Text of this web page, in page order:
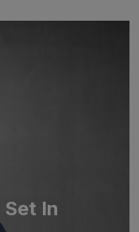
Set In